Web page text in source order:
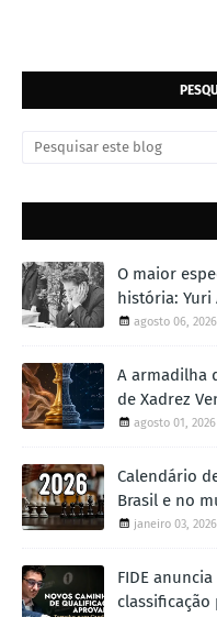
O maior
história: Yuri
agosto 06, 2026
A armadilha
de Xadrez
agosto 01, 2026
Calendário
Brasil e no
janeiro 03, 2026
FIDE
classificação